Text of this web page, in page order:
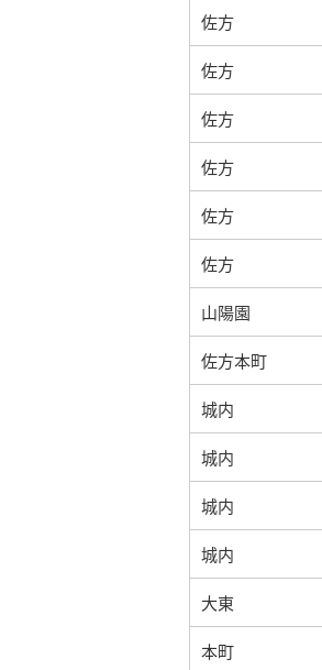
佐方
佐方
佐方
佐方
佐方
佐方
山陽園
佐方本町
城内
城内
城内
城内
大東
本町